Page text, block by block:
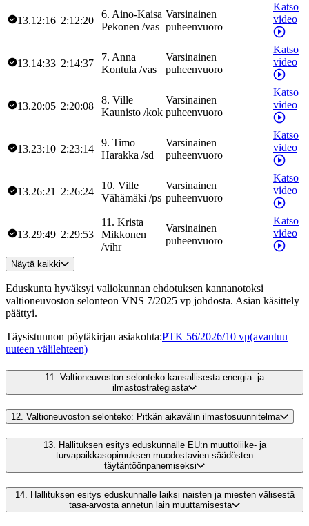
13.12:16 2:12:20
6. Aino-Kaisa
Pekonen /vas
Varsinainen
puheenvuoro
Katso
video
13.14:33 2:14:37
7. Anna
Kontula /vas
Varsinainen
puheenvuoro
Katso
video
13.20:05 2:20:08
8. Ville
Kaunisto /kok
Varsinainen
puheenvuoro
Katso
video
13.23:10 2:23:14
9. Timo
Harakka /sd
Varsinainen
puheenvuoro
Katso
video
13.26:21 2:26:24
10. Ville
Vähämäki /ps
Varsinainen
puheenvuoro
Katso
video
13.29:49 2:29:53
11 . Krista
Mikkonen
/vihr
Varsinainen
puheenvuoro
Katso
video
Näytä kaikki
Eduskunta hyväksyi valiokunnan ehdotuksen kannanotoksi
valtioneuvoston selonteon VNS 7/2025 vp johdosta. Asian käsittely
päättyi.
Täysistunnon pöytäkirjan asiakohta:PTK 56/2026/10 vp(avautuu
uuteen välilehteen)
11.
Valtioneuvoston selonteko kansallisesta energia- ja
ilmastostrategiasta
12. Valtioneuvoston selonteko: Pitkän aikavälin ilmastosuunnitelma
13. Hallituksen esitys eduskunnalle EU:n muuttoliike- ja
turvapaikkasopimuksen muodostavien säädösten
täytäntöönpanemiseksi
14.
Hallituksen esitys eduskunnalle laiksi naisten ja miesten välisestä
tasa-arvosta annetun lain muuttamisesta